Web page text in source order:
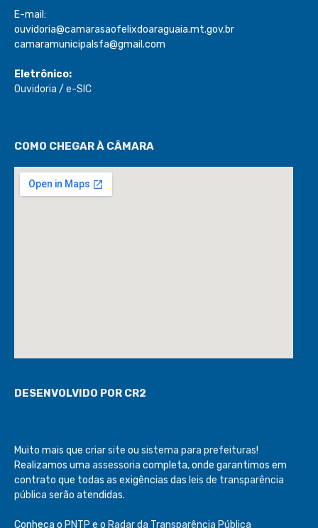
E-mail:
ouvidoria@camarasaofelixdoaraguaia.mt.gov.br
camaramunicipalsfa@gmail.com
Eletrônico:
Ouvidoria / e-SIC
COMO CHEGAR À CÂMARA
DESENVOLVIDO POR CR2
Muito mais que criar site ou sistema para prefeituras!
Realizamos uma assessoria completa, onde garantimos em
contrato que todas as exigências das leis de transparência
pública serão atendidas.
Conheça o PNTP e o Radar da Transparência Pública